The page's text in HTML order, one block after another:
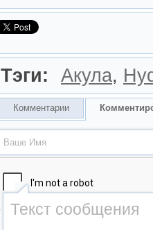
Тэги: Акула,
Комментарии